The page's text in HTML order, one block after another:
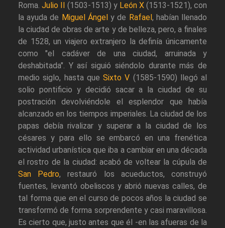
Roma. Julio II (1503-1513) y León X (1513-1521), con
la ayuda de Miguel Ángel y de Rafael , habían llenado
la ciudad de obras de arte y de belleza, pero, a finales
de 1528, un viajero extranjero la definía únicamente
como "el cadáver de una ciudad, arruinada y
deshabitada". Y así siguió siéndolo durante más de
medio siglo, hasta que Sixto V (1585-1590) llegó al
solio pontificio y decidió sacar a la ciudad de su
postración devolviéndole el esplendor que había
alcanzado en los tiempos imperiales. La ciudad de los
papas debía rivalizar y superar a la ciudad de los
césares y para ello se embarcó en una frenética
actividad urbanística que iba a cambiar en una década
el rostro de la ciudad: acabó de voltear la cúpula de
San Pedro, restauró los acueductos, construyó
fuentes, levantó obeliscos y abrió nuevas calles, de
tal forma que en el curso de pocos años la ciudad se
transformó de forma sorprendente y casi maravillosa.
Es cierto que, justo antes que él -en las afueras de la